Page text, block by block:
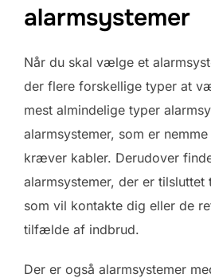
alarmsystemer
Når du skal vælge et
der flere forskellige typer at
mest almindelige typer
alarmsystemer, som er
kræver kabler. Derudover
alarmsystemer, der er tilsluttet
som vil kontakte dig eller de
tilfælde af indbrud.
Der er også alarmsystemer